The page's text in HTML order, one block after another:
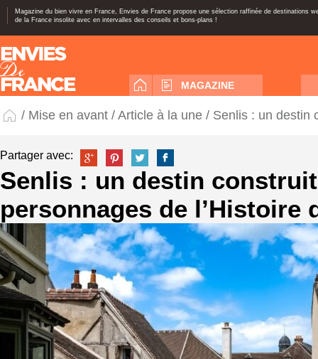
Magazine du bien vivre en France, Envies de France propose une sélection raffinée de destinations
de la France insolite avec en intervalles des conseils et bons-plans !
MAGAZINE
/ Mise en avant / Article à la une / Senlis : un destin
Partager avec:
Senlis : un destin
personnages de l’Histoire